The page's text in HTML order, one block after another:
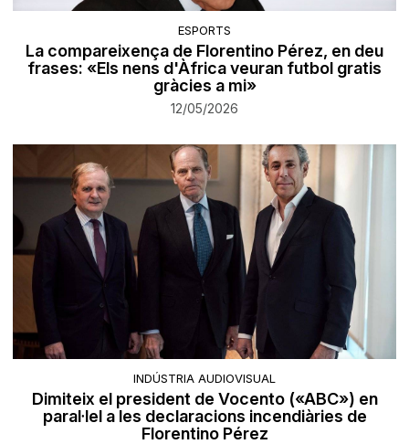
ESPORTS
La compareixença de Florentino Pérez, en deu
frases: «Els nens d'Àfrica veuran futbol gratis
gràcies a mi»
12/05/2026
INDÚSTRIA AUDIOVISUAL
Dimiteix el president de Vocento («ABC») en
paral·lel a les declaracions incendiàries de
Florentino Pérez